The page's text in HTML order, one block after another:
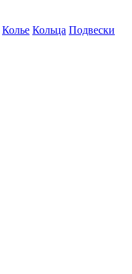
Колье Кольца Подвески